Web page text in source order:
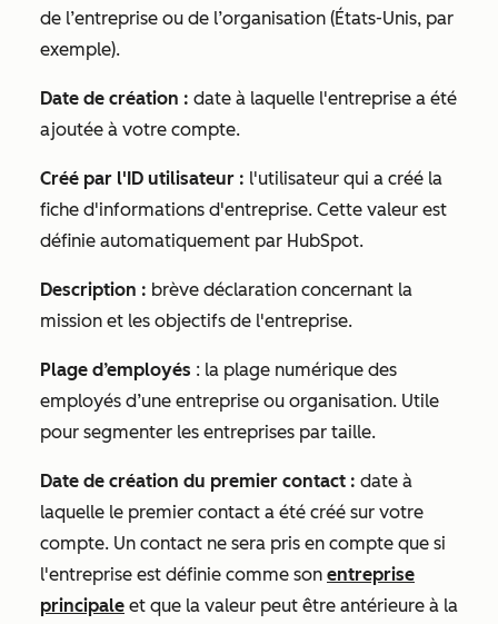
de l’entreprise ou de l’organisation (États-Unis, par
exemple).
Date de création : date à laquelle l'entreprise a été
ajoutée à votre compte.
Créé par l'ID utilisateur : l'utilisateur qui a créé la
fiche d'informations d'entreprise. Cette valeur est
définie automatiquement par HubSpot.
Description : brève déclaration concernant la
mission et les objectifs de l'entreprise.
Plage d’employés : la plage numérique des
employés d’une entreprise ou organisation. Utile
pour segmenter les entreprises par taille.
Date de création du premier contact : date à
laquelle le premier contact a été créé sur votre
compte. Un contact ne sera pris en compte que si
l'entreprise est définie comme son entreprise
principale et que la valeur peut être antérieure à la